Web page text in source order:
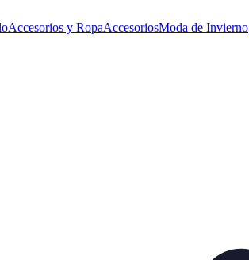
Accesorios y RopaAccesoriosModa de Invierno